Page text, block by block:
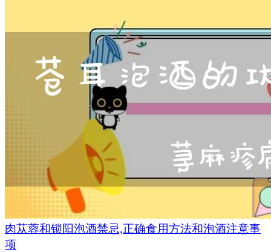
肉苁蓉和锁阳泡酒禁忌,正确食用方法和泡酒注意事
项